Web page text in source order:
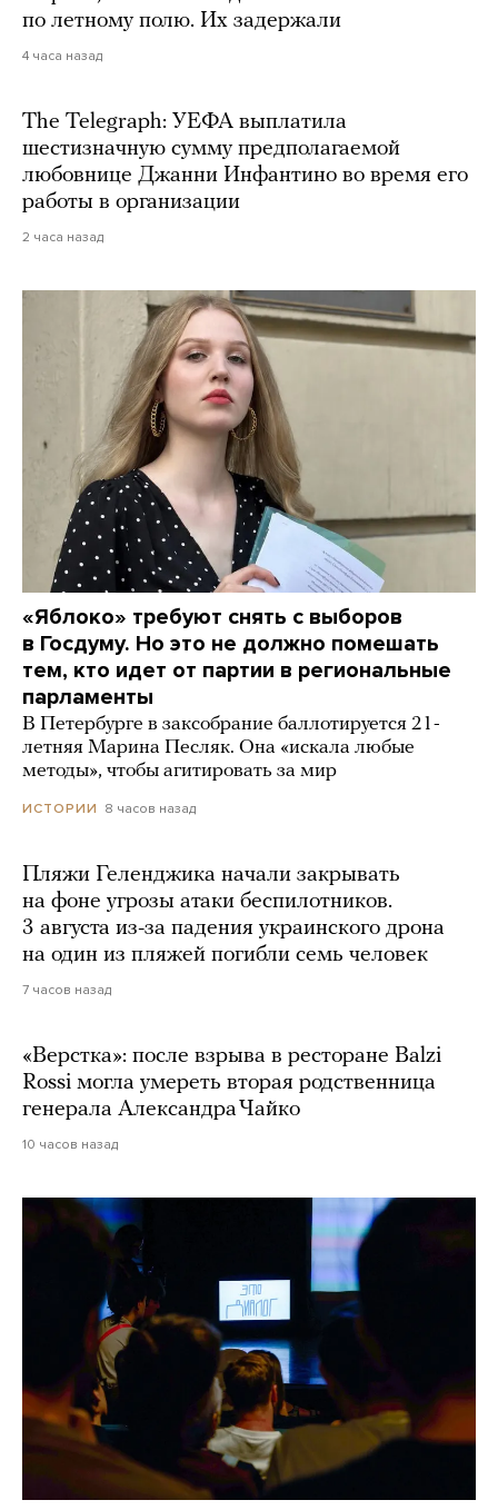
по летному полю. Их задержали
4 часа назад
The Telegraph: УЕФА выплатила
шестизначную сумму предполагаемой
любовнице Джанни Инфантино во время его
работы в организации
2 часа назад
«Яблоко» требуют снять с выборов
в Госдуму. Но это не должно помешать
тем, кто идет от партии в региональные
парламенты
В Петербурге в заксобрание баллотируется 21-
летняя Марина Песляк. Она «искала любые
методы», чтобы агитировать за мир
ИСТОРИИ 8 часов назад
Пляжи Геленджика начали закрывать
на фоне угрозы атаки беспилотников.
3 августа из-за падения украинского дрона
на один из пляжей погибли семь человек
7 часов назад
«Верстка»: после взрыва в ресторане Balzi
Rossi могла умереть вторая родственница
генерала Александра Чайко
10 часов назад